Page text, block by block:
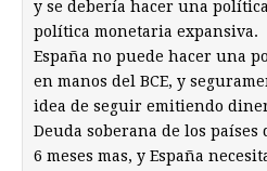
y se debería hacer una
política monetaria expansiva.
España no puede hacer una
en manos del BCE, y
idea de seguir emitiendo
Deuda soberana de los países
6 meses mas, y España